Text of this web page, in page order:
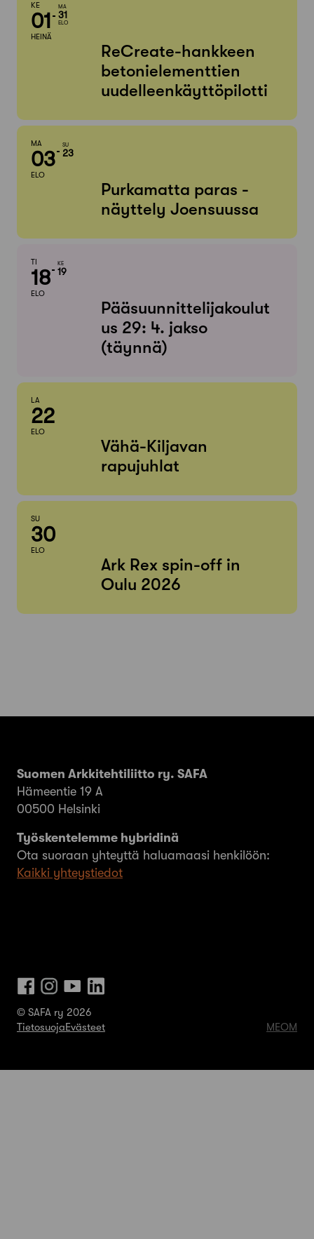
KE
01
HEINÄ
MA
31
ELO
ReCreate-hankkeen
betonielementtien
uudelleenkäyttöpilotti
MA
03
ELO
SU
23
Purkamatta paras -
näyttely Joensuussa
TI
18
ELO
KE
19
Pääsuunnittelijakoulut
us 29: 4. jakso
(täynnä)
LA
22
ELO
Vähä-Kiljavan
rapujuhlat
SU
30
ELO
Ark Rex spin-off in
Oulu 2026
Suomen Arkkitehtiliitto ry. SAFA
Hämeentie 19 A
00500 Helsinki
Työskentelemme hybridinä
Ota suoraan yhteyttä haluamaasi henkilöön:
Kaikki yhteystiedot
© SAFA ry 2026
TietosuojaEvästeet MEOM